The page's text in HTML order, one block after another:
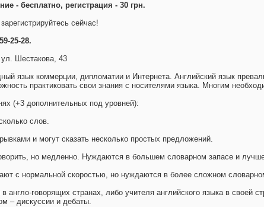
- бесплатно, регистрация - 30 грн.
сейчас!
25-28.
Шестакова, 43
язык коммерции, дипломатии и Интернета. Английский язык
практиковать свои знания с носителями языка. Многим
(+3 дополнительных под уровней):
слов.
и могут сказать несколько простых предложений.
но медленно. Нуждаются в большем словарном запасе и
с нормальной скоростью, но нуждаются в более сложном
англо-говорящих странах, либо учителя английского языка в своей
– дискуссии и дебаты.